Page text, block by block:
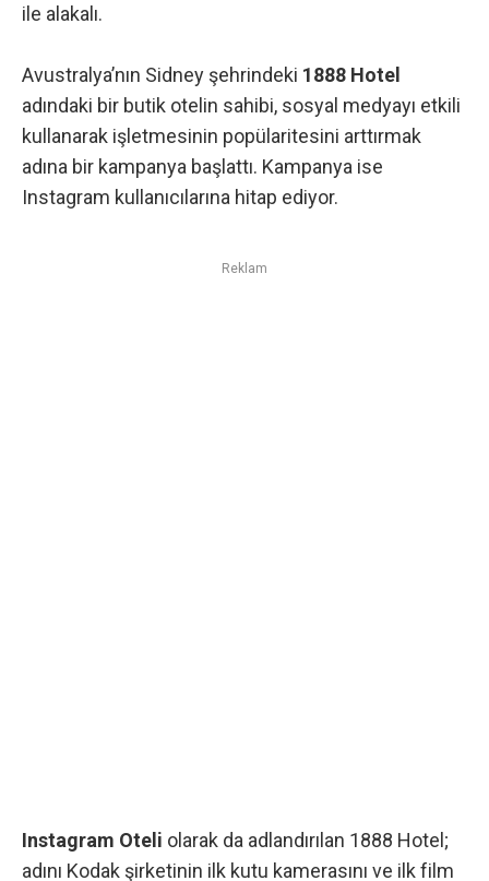
ile alakalı.
Avustralya’nın Sidney şehrindeki 1888 Hotel
adındaki bir butik otelin sahibi, sosyal medyayı etkili
kullanarak işletmesinin popülaritesini arttırmak
adına bir kampanya başlattı. Kampanya ise
Instagram kullanıcılarına hitap ediyor.
Reklam
Instagram Oteli olarak da adlandırılan 1888 Hotel ;
adını Kodak şirketinin ilk kutu kamerasını ve ilk film